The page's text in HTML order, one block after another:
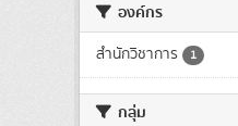
องค์กร
สำนักวิชาการ 1
กลุ่ม